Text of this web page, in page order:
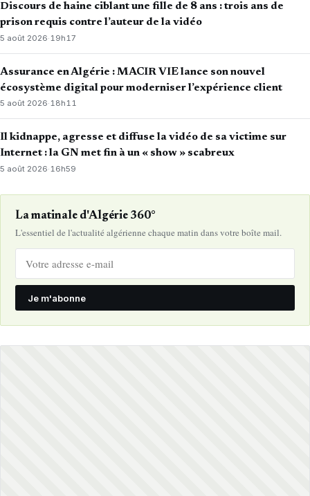
Discours de haine ciblant une fille de 8 ans : trois ans de
prison requis contre l’auteur de la vidéo
5 août 2026·19h17
Assurance en Algérie : MACIR VIE lance son nouvel
écosystème digital pour moderniser l’expérience client
5 août 2026·18h11
Il kidnappe, agresse et diffuse la vidéo de sa victime sur
Internet : la GN met fin à un « show » scabreux
5 août 2026· 16h59
La matinale d'Algérie 360°
L'essentiel de l'actualité algérienne chaque matin dans votre boîte mail.
Je m'abonne